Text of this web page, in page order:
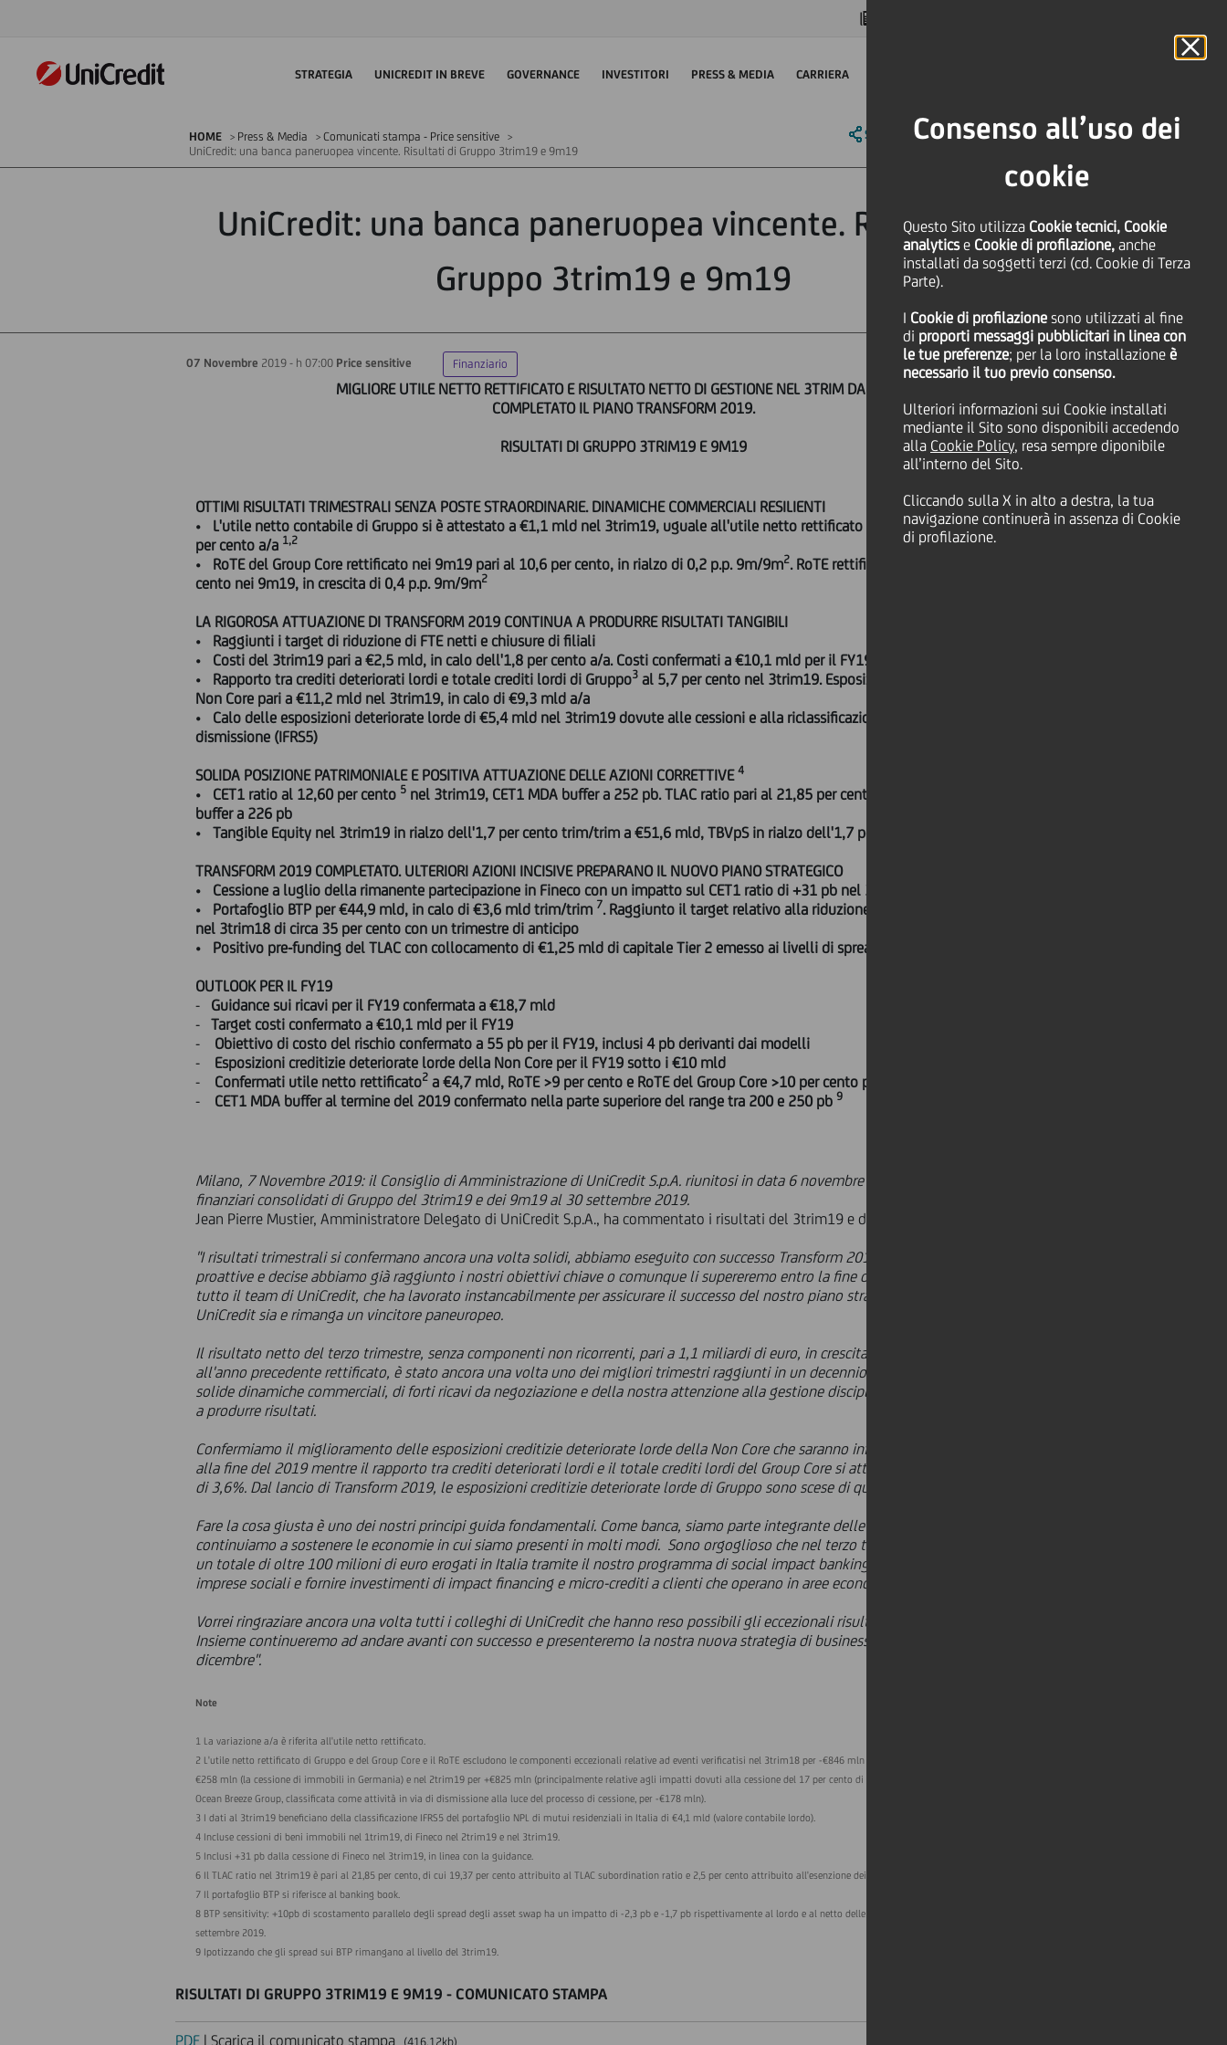
Consenso all’uso dei
cookie
Questo Sito utilizza Cookie tecnici, Cookie
analyticse Cookie di profilazione, anche
installati da soggetti terzi (cd. Cookie di Terza
Parte).
I Cookie di profilazione sono utilizzati al fine
di proporti messaggi pubblicitari in linea con
le tue preferenze; per la loro installazione è
necessario il tuo previo consenso.
Ulteriori informazioni sui Cookie installati
mediante il Sito sono disponibili accedendo
alla Cookie Policy, resa sempre diponibile
all’interno del Sito.
Cliccando sulla X in alto a destra, la tua
navigazione continuerà in assenza di Cookie
di profilazione.
STRATEGIA UNICREDIT IN BREVE GOVERNANCE INVESTITORI PRESS & MEDIA CARRIERA
HOME Press & Media
Comunicati stampa - Price sensitive
UniCredit: una banca paneruopea vincente. Risultati di Gruppo 3trim19 e 9m19
SHARE PRINT SEND
UniCredit: una banca paneruopea vincente. Risultati di
Gruppo 3trim19 e 9m19
07 Novembre 2019 - h 07:00 Price sensitive Finanziario
MIGLIORE UTILE NETTO RETTIFICATO E RISULTATO NETTO DI GESTIONE NEL 3TRIM DAL 2008.
COMPLETATO IL PIANO TRANSFORM 2019.
RISULTATI DI GRUPPO 3TRIM19 E 9M19
OTTIMI RISULTATI TRIMESTRALI SENZA POSTE STRAORDINARIE. DINAMICHE COMMERCIALI RESILIENTI
• L'utile netto contabile di Gruppo si è attestato a €1,1 mld nel 3trim19, uguale all'utile netto rettificato di Gruppo, in rialzo del 25,7
per cento a/a 1,2
• RoTE del Group Core rettificato nei 9m19 pari al 10,6 per cento, in rialzo di 0,2 p.p. 9m/9m2. RoTE rettificato di Gruppo pari a 8,7 per
cento nei 9m19, in crescita di 0,4 p.p. 9m/9m2
LA RIGOROSA ATTUAZIONE DI TRANSFORM 2019 CONTINUA A PRODURRE RISULTATI TANGIBILI
• Raggiunti i target di riduzione di FTE netti e chiusure di filiali
• Costi del 3trim19 pari a €2,5 mld, in calo dell'1,8 per cento a/a. Costi confermati a €10,1 mld per il FY19
• Rapporto tra crediti deteriorati lordi e totale crediti lordi di Gruppo3 al 5,7 per cento nel 3trim19. Esposizioni deteriorate lorde della
Non Core pari a €11,2 mld nel 3trim19, in calo di €9,3 mld a/a
• Calo delle esposizioni deteriorate lorde di €5,4 mld nel 3trim19 dovute alle cessioni e alla riclassificazione in attività in via
dismissione (IFRS5)
SOLIDA POSIZIONE PATRIMONIALE E POSITIVA ATTUAZIONE DELLE AZIONI CORRETTIVE4
• CET1 ratio al 12,60 per cento 5 nel 3trim19, CET1 MDA buffer a 252 pb. TLAC ratio pari al 21,85 per cento
buffer a 226 pb
•Tangible Equity nel 3trim19 in rialzo dell'1,7 per cento trim/trim a €51,6 mld, TBVpS in rialzo dell'1,7 per cento trim/trim a €23,1
TRANSFORM 2019 COMPLETATO. ULTERIORI AZIONI INCISIVE PREPARANO IL NUOVO PIANO STRATEGICO
• Cessione a luglio della rimanente partecipazione in Fineco con un impatto sul CET1 ratio di +31 pb nel 3trim19
• Portafoglio BTP per €44,9 mld, in calo di €3,6 mld trim/trim 7. Raggiunto il target relativo alla riduzione della sensitività del BTP
nel 3trim18 di circa 35 per cento con un trimestre di anticipo
• Positivo pre-funding del TLAC con collocamento di €1,25 mld di capitale Tier 2 emesso ai livelli di spread più contenuti dal 2011
OUTLOOK PER IL FY19
- Guidance sui ricavi per il FY19 confermata a €18,7 mld
-Target costi confermato a €10,1 mld per il FY19
- Obiettivo di costo del rischio confermato a 55 pb per il FY19, inclusi 4 pb derivanti dai modelli
- Esposizioni creditizie deteriorate lorde della Non Core per il FY19 sotto i €10 mld
- Confermati utile netto rettificato2 a €4,7 mld, RoTE >9 per cento e RoTE del Group Core >10 per cento per il FY19
- CET1 MDA buffer al termine del 2019 confermato nella parte superiore del range tra 200 e 250 pb9
Milano, 7 Novembre 2019: il Consiglio di Amministrazione di UniCredit S.p.A. riunitosi in data 6 novembre 2019 ha approvato i risultati
finanziari consolidati di Gruppo del 3trim19 e dei 9m19 al 30 settembre 2019.
Jean Pierre Mustier, Amministratore Delegato di UniCredit S.p.A., ha commentato i risultati del 3trim19 e dei 9m19 come segue:
"I risultati trimestrali si confermano ancora una volta solidi, abbiamo eseguito con successo Transform 2019. Grazie alle nostre azioni
proattive e decise abbiamo già raggiunto i nostri obiettivi chiave o comunque li supereremo entro la fine di quest'anno. Sono grato a
tutto il team di UniCredit, che ha lavorato instancabilmente per assicurare il successo del nostro piano strategico, facendo sì che
UniCredit sia e rimanga un vincitore paneuropeo.
Il risultato netto del terzo trimestre, senza componenti non ricorrenti, pari a 1,1 miliardi di euro, in crescita del 25,7 per cento rispetto
all'anno precedente rettificato, è stato ancora una volta uno dei migliori trimestri raggiunti in un decennio. Il trimestre ha beneficiato di
solide dinamiche commerciali, di forti ricavi da negoziazione e della nostra attenzione alla gestione disciplinata dei costi, che continua
a produrre risultati.
Confermiamo il miglioramento delle esposizioni creditizie deteriorate lorde della Non Core che saranno inferiori a 10 miliardi di euro
alla fine del 2019 mentre il rapporto tra crediti deteriorati lordi e il totale crediti lordidel Group Coresi attesta ora ad un livello basso
di 3,6%. Dal lancio di Transform 2019, le esposizioni creditizie deteriorate lorde di Gruppo sono scese di quasi 50 miliardi.
Fare la cosa giusta è uno dei nostri principi guida fondamentali. Come banca, siamo parte integrante delle società in cui operiamo e
continuiamo a sostenere le economie in cui siamo presenti in molti modi. Sono orgoglioso che nel terzo trimestre abbiamo raggiunto
un totale di oltre 100 milioni di euro erogati in Italia tramite il nostro programma di social impact banking per sostenere le nuove
imprese sociali e fornire investimenti di impact financing e micro-crediti a clienti che operano in aree economicamente svantaggiate.
Vorrei ringraziare ancora una volta tutti i colleghi di UniCredit che hanno reso possibili gli eccezionali risultati di Transform 2019.
Insieme continueremo ad andare avanti con successo e presenteremo la nostra nuova strategia di business, 'Team 23', il prossimo 3
dicembre".
Note
1 La variazione a/a è riferita all'utile netto rettificato.
2 L'utile netto rettificato di Gruppo e del Group Core e il RoTE escludono le componenti eccezionali relative ad eventi verificatisi nel 3trim18 per -€846 mln (svalutazione di Yapi), nel 1trim19 per +
€258 mln (la cessione di immobili in Germania) e nel 2trim19 per +€825 mln (principalmente relative agli impatti dovuti alla cessione del 17 per cento di FinecoBank S.p.A. per +€1.176 mln e a
Ocean Breeze Group, classificata come attività in via di dismissione alla luce del processo di cessione, per -€178 mln).
3 I dati al 3trim19 beneficiano della classificazione IFRS5 del portafoglio NPL di mutui residenziali in Italia di €4,1 mld (valore contabile lordo).
4 Incluse cessioni di beni immobili nel 1trim19, di Fineco nel 2trim19 e nel 3trim19.
5 Inclusi +31 pb dalla cessione di Fineco nel 3trim19, in linea con la guidance.
6 Il TLAC ratio nel 3trim19 è pari al 21,85 per cento, di cui 19,37 per cento attribuito al TLAC subordination ratio e 2,5 per cento attribuito all'esenzione dei senior preferred.
7 Il portafoglio BTP si riferisce al banking book.
8 BTP sensitivity: +10pb di scostamento parallelo degli spread degli asset swap ha un impatto di -2,3 pb e -1,7 pb rispettivamente al lordo e al netto delle tasse sul CET1 ratio fully loaded al 30
settembre 2019.
9 Ipotizzando che gli spread sui BTP rimangano al livello del 3trim19.
RISULTATI DI GRUPPO 3TRIM19 E 9M19 - COMUNICATO STAMPA
PDF | Scarica il comunicato stampa (416.12kb)